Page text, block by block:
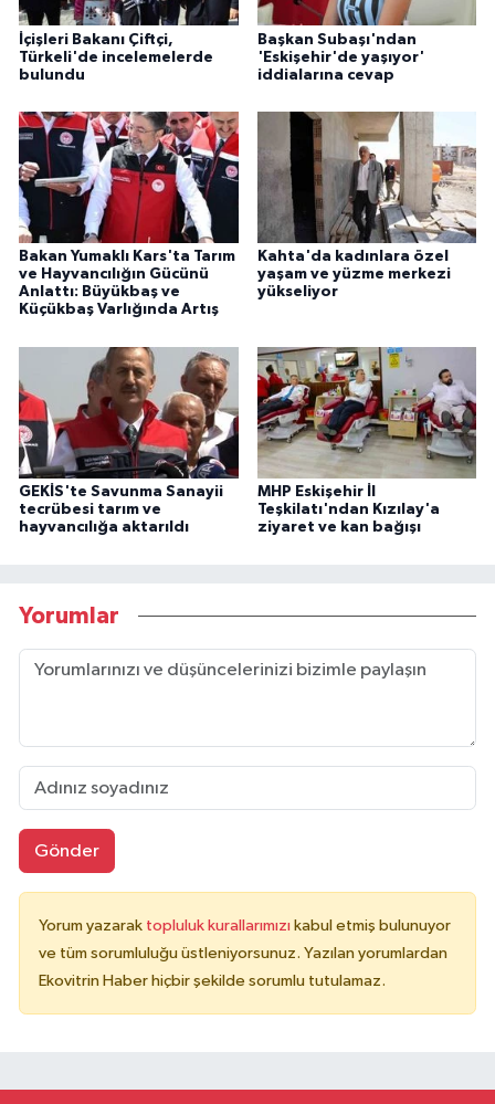
İçişleri Bakanı Çiftçi,
Türkeli'de incelemelerde
bulundu
Başkan Subaşı'ndan
'Eskişehir'de yaşıyor'
iddialarına cevap
Bakan Yumaklı Kars'ta Tarım
ve Hayvancılığın Gücünü
Anlattı: Büyükbaş ve
Küçükbaş Varlığında Artış
Kahta'da kadınlara özel
yaşam ve yüzme merkezi
yükseliyor
GEKİS'te Savunma Sanayii
tecrübesi tarım ve
hayvancılığa aktarıldı
MHP Eskişehir İl
Teşkilatı'ndan Kızılay'a
ziyaret ve kan bağışı
Yorumlar
Gönder
Yorum yazarak topluluk kurallarımızı kabul etmiş bulunuyor
ve tüm sorumluluğu üstleniyorsunuz. Yazılan yorumlardan
Ekovitrin Haber hiçbir şekilde sorumlu tutulamaz.